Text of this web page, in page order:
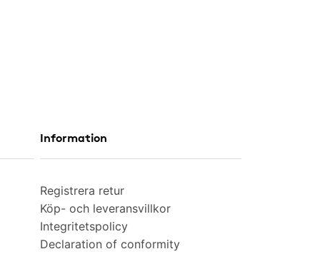
Information
Registrera retur
Köp- och leveransvillkor
Integritetspolicy
Declaration of conformity